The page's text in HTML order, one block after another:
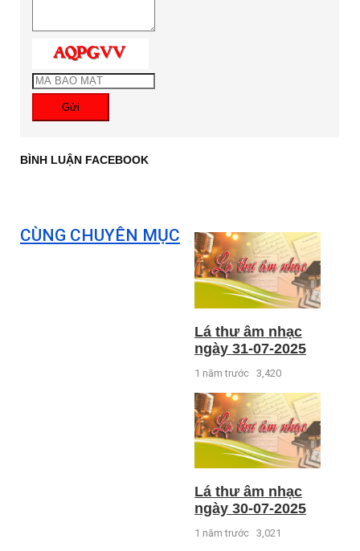
Gửi
BÌNH LUẬN FACEBOOK
CÙNG CHUYÊN MỤC
Lá thư âm nhạc
ngày 31-07-2025
1 năm trước 3,420
Lá thư âm nhạc
ngày 30-07-2025
1 năm trước 3,021